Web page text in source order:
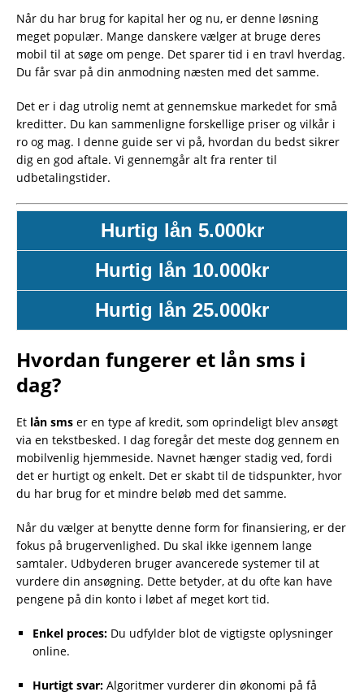
Når du har brug for kapital her og nu, er denne løsning
meget populær. Mange danskere vælger at bruge deres
mobil til at søge om penge. Det sparer tid i en travl hverdag.
Du får svar på din anmodning næsten med det samme.
Det er i dag utrolig nemt at gennemskue markedet for små
kreditter. Du kan sammenligne forskellige priser og vilkår i
ro og mag. I denne guide ser vi på, hvordan du bedst sikrer
dig en god aftale. Vi gennemgår alt fra renter til
udbetalingstider.
Hurtig lån 5.000kr
Hurtig lån 10.000kr
Hurtig lån 25.000kr
Hvordan fungerer et lån sms i
dag?
Et lån sms er en type af kredit, som oprindeligt blev ansøgt
via en tekstbesked. I dag foregår det meste dog gennem en
mobilvenlig hjemmeside. Navnet hænger stadig ved, fordi
det er hurtigt og enkelt. Det er skabt til de tidspunkter, hvor
du har brug for et mindre beløb med det samme.
Når du vælger at benytte denne form for finansiering, er der
fokus på brugervenlighed. Du skal ikke igennem lange
samtaler. Udbyderen bruger avancerede systemer til at
vurdere din ansøgning. Dette betyder, at du ofte kan have
pengene på din konto i løbet af meget kort tid.
Enkel proces: Du udfylder blot de vigtigste oplysninger
online.
Hurtigt svar: Algoritmer vurderer din økonomi på få